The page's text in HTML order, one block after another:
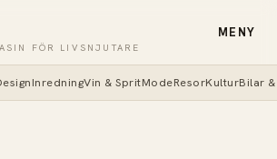
FÖR LIVSNJUTARE
MENY
InredningVin & SpritModeResorKulturBilar